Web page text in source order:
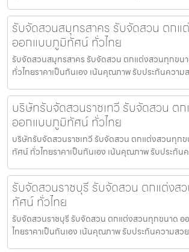
รับจัดสวนสมุทรสาคร รับจัดสวน ตกแ
ออกแบบภูมิทัศน์ ทั่วไทย
รับจัดสวนสมุทรสาคร รับจัดสวน ตกแต่งสวนทุกข
ทั่วไทยราคาเป็นกันเอง เน้นคุณภาพ รับประกันความ
บริษัทรับจัดสวนราชเทวี รับจัดสวน ต
ออกแบบภูมิทัศน์ ทั่วไทย
บริษัทรับจัดสวนราชเทวี รับจัดสวน ตกแต่งสวนทุก
ทัศน์ ทั่วไทยราคาเป็นกันเอง เน้นคุณภาพ รับประกัน
รับจัดสวนราชบุรี รับจัดสวน ตกแต่งส
ทัศน์ ทั่วไทย
รับจัดสวนราชบุรี รับจัดสวน ตกแต่งสวนทุกขนาด
ไทยราคาเป็นกันเอง เน้นคุณภาพ รับประกันความสว